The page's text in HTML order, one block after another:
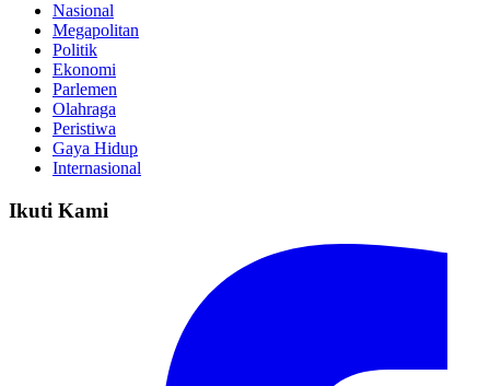
Nasional
Megapolitan
Politik
Ekonomi
Parlemen
Olahraga
Peristiwa
Gaya Hidup
Internasional
Ikuti Kami